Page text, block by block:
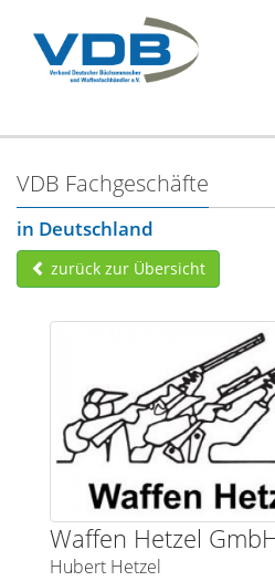
VDB Fachgeschäfte
in Deutschland
zurück zur Übersicht
Waffen Hetzel
Hubert Hetzel